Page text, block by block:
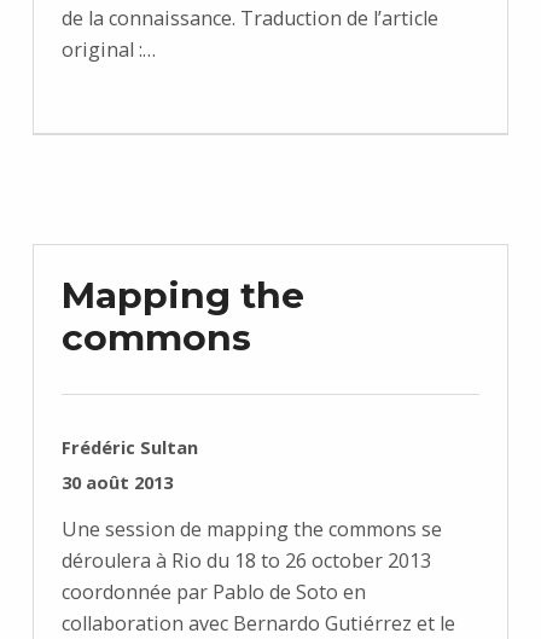
de la connaissance. Traduction de l’article
original :…
Mapping the
commons
RÉDIGÉ PAR :
Frédéric Sultan
PUBLIÉ SUR :
30 août 2013
Une session de mapping the commons se
déroulera à Rio du 18 to 26 october 2013
coordonnée par Pablo de Soto en
collaboration avec Bernardo Gutiérrez et le